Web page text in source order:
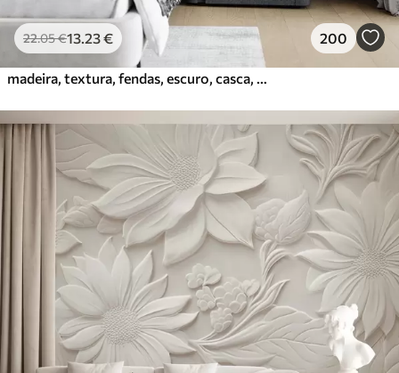
22.05€13 .23€ 200